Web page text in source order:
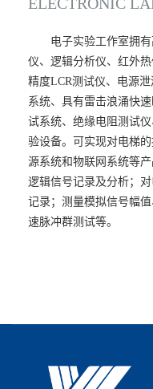
电子实验工作室拥有
仪、逻辑分析仪、红外
精度LCR测试仪、电源
系统、具有雷击浪涌快
试系统、绝缘电阻测试
验设备。可实现对电梯
源系统和物联网系统等
逻辑信号记录及分析；
记录；测量模拟信号幅
速脉冲群测试等。